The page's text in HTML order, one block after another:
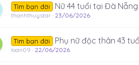
Tìm bạn đời Nữ 44 tuổi tại Đà
thanhthuystar 23/06/2026
Tìm bạn đời Phụ nữ độc thân 43
loan09 22/06/2026